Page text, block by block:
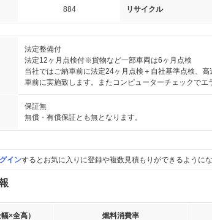
884 リサイクル
法定整備付
法定12ヶ月点検付※貨物など一部車両は6ヶ月点検
当社ではご納車前に法定24ヶ月点検＋自社基準点検、
車前に実施致します。またコンピューターチェックでエ
保証無
無償・有償保証とも無となります。
インするとお気に入りに登録や複数見積もりができるようにな
×全高） 燃料消費率